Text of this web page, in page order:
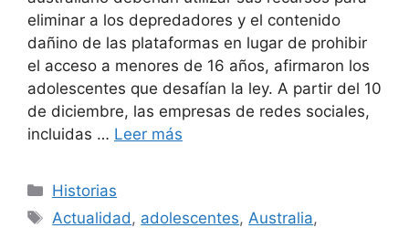
eliminar a los depredadores y el contenido
dañino de las plataformas en lugar de prohibir
el acceso a menores de 16 años, afirmaron los
adolescentes que desafían la ley. A partir del 10
de diciembre, las empresas de redes sociales,
incluidas … Leer más
Categorías
Historias
Etiquetas
Actualidad , adolescentes, Australia,